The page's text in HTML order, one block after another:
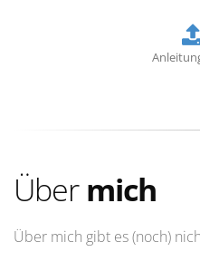
Übermich
Über mich gibt es (noch)